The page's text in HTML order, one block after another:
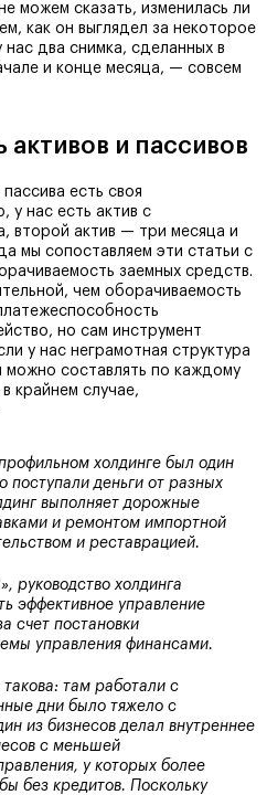
можем сказать, изменилась ли
как он выглядел за некоторое
два снимка, сделанных в
и конце месяца, — совсем
и пассивов
есть своя
у нас есть актив с
второй актив — три месяца и
мы сопоставляем эти статьи с
заемных средств.
чем оборачиваемость
но сам инструмент
у нас неграмотная структура
можно составлять по каждому
крайнем случае,
холдинге был один
поступали деньги от разных
выполняет дорожные
и ремонтом импортной
и реставрацией.
руководство холдинга
эффективное управление
счет постановки
управления финансами.
там работали с
дни было тяжело с
из бизнесов делал внутреннее
с меньшей
у которых более
без кредитов. Поскольку